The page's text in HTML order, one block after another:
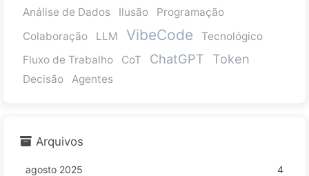
Análise de Dados Ilusão
Programação
Colaboração
LLM VibeCode
Tecnológico
Fluxo de Trabalho
CoT ChatGPT Token
Decisão Agentes
Arquivos
agosto 2025
4